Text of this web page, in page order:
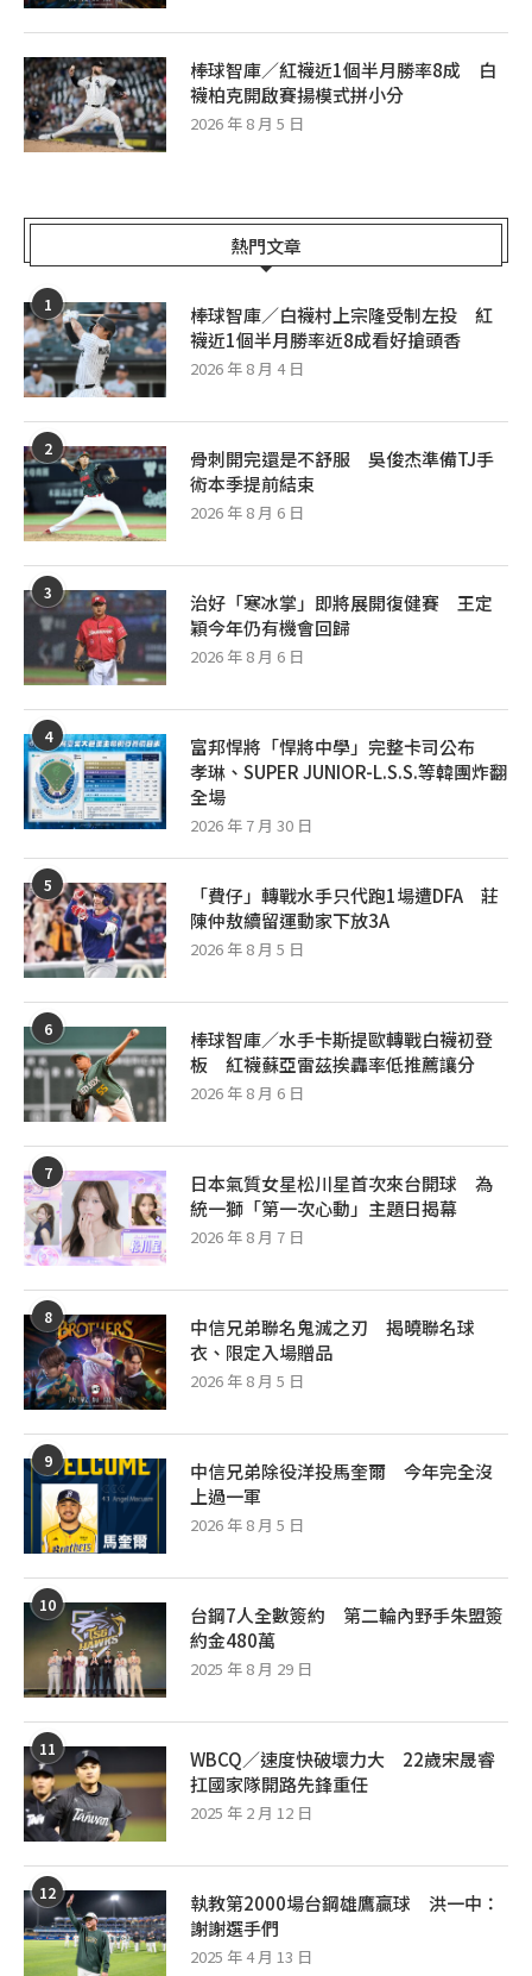
棒球智庫／紅襪近1個半月勝率8成 白
襪柏克開啟賽揚模式拼小分
2026 年 8 月 5 日
熱門文章
1
棒球智庫／白襪村上宗隆受制左投 紅
襪近1個半月勝率近8成看好搶頭香
2026 年 8 月 4 日
2
骨刺開完還是不舒服 吳俊杰準備TJ手
術本季提前結束
2026 年 8 月 6 日
3
治好「寒冰掌」即將展開復健賽 王定
穎今年仍有機會回歸
2026 年 8 月 6 日
4
富邦悍將「悍將中學」完整卡司公布
孝琳、SUPER JUNIOR-L.S.S.等韓團炸翻
全場
2026 年 7 月 30 日
5
「費仔」轉戰水手只代跑1場遭DFA 莊
陳仲敖續留運動家下放3A
2026 年 8 月 5 日
6
棒球智庫／水手卡斯提歐轉戰白襪初登
板 紅襪蘇亞雷茲挨轟率低推薦讓分
2026 年 8 月 6 日
7
日本氣質女星松川星首次來台開球 為
統一獅「第一次心動」主題日揭幕
2026 年 8 月 7 日
8
中信兄弟聯名鬼滅之刃 揭曉聯名球
衣、限定入場贈品
2026 年 8 月 5 日
9
中信兄弟除役洋投馬奎爾 今年完全沒
上過一軍
2026 年 8 月 5 日
10
台鋼7人全數簽約 第二輪內野手朱盟簽
約金480萬
2025 年 8 月 29 日
11
WBCQ／速度快破壞力大 22歲宋晟睿
扛國家隊開路先鋒重任
2025 年 2 月 12 日
12
執教第2000場台鋼雄鷹贏球 洪一中：
謝謝選手們
2025 年 4 月 13 日